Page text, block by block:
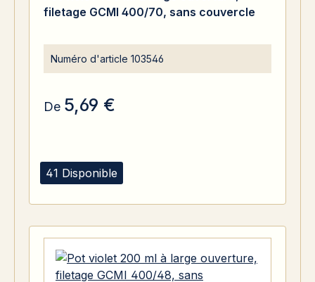
41 Disponible
filetage GCMI 400/70, sans couvercle
Numéro d'article 103546
De 5,69 €